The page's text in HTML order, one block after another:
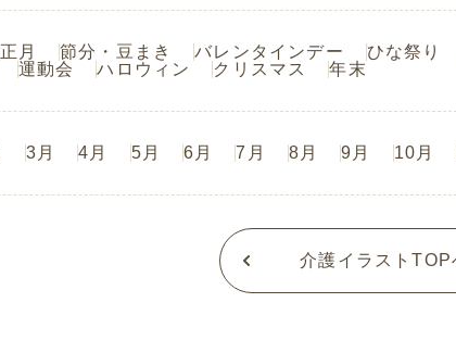
正月 節分・豆まき バレンタインデー ひな祭り
運動会 ハロウィン クリスマス 年末
3月 4月 5月 6月 7月 8月 9月 10月
介護イラストTOP